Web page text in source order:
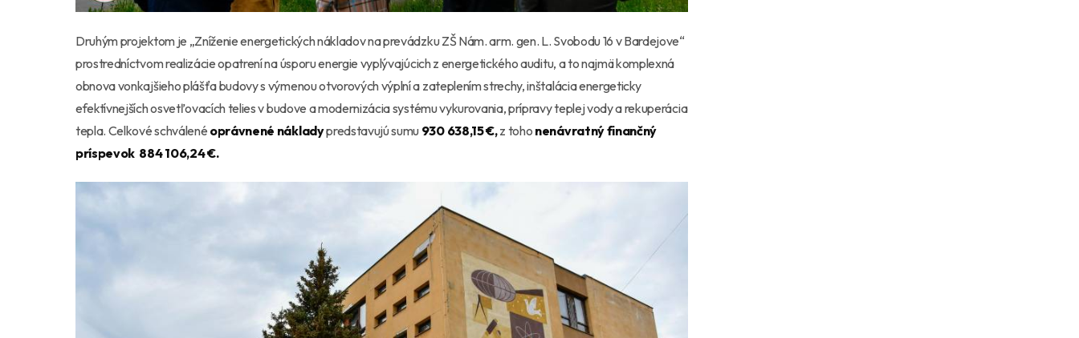
Druhým projektom je „Zníženie energetických nákladov na prevádzku ZŠ Nám. arm. gen. L. Svobodu 16 v Bardejove“
prostredníctvom realizácie opatrení na úsporu energie vyplývajúcich z energetického auditu, a to najmä komplexná
obnova vonkajšieho plášťa budovy s výmenou otvorových výplní a zateplením strechy, inštalácia energeticky
efektívnejších osvetľovacích telies v budove a modernizácia systému vykurovania, prípravy teplej vody a rekuperácia
tepla. Celkové schválené oprávnené nákladypredstavujú sumu 930 638,15 €,z toho nenávratný finančný
príspevok 884 106,24 €.